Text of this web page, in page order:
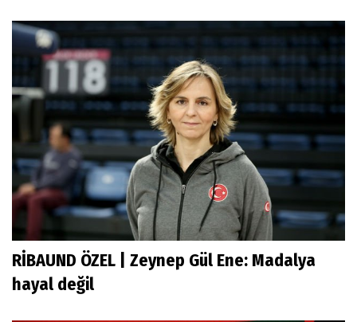
RİBAUND ÖZEL | Zeynep Gül Ene: Madalya
hayal değil